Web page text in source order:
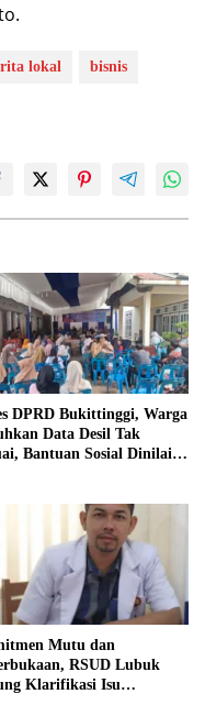
lokal bisnis
DPRD Bukittinggi, Warga
Data Desil Tak
Bantuan Sosial Dinilai
Mutu dan
RSUD Lubuk
Klarifikasi Isu